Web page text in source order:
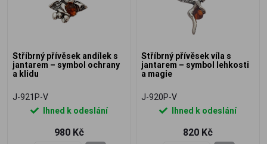
Stříbrný přívěsek andílek s
jantarem – symbol ochrany
a klidu
J-921P-V
Ihned k odeslání
980 Kč
Stříbrný přívěsek víla s
jantarem – symbol lehkosti
a magie
J-920P-V
Ihned k odeslání
820 Kč